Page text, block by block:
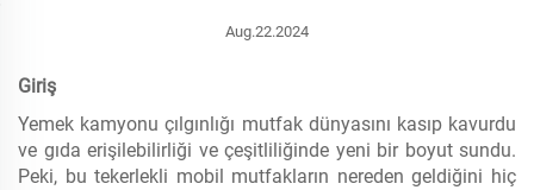
Aug.22.2024
Giriş
Yemek kamyonu çılgınlığı mutfak dünyasını kasıp kavurdu
ve gıda erişilebilirliği ve çeşitliliğinde yeni bir boyut sundu.
Peki, bu tekerlekli mobil mutfakların nereden geldiğini hiç